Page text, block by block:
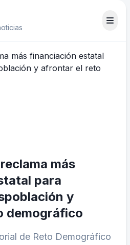
más
para
y
demográfico
de Reto Demográfico